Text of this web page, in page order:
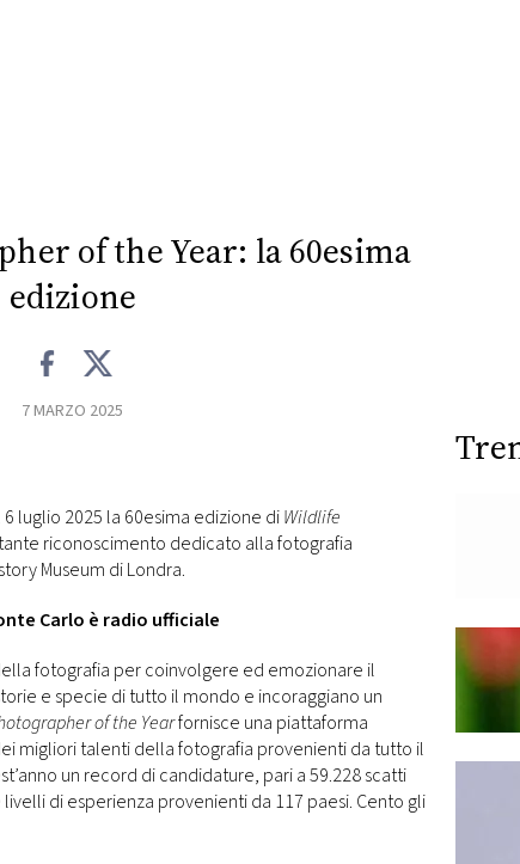
of the Year: la 60esima
edizione
7 MARZO 2025
luglio 2025 la 60esima edizione diWildlife
riconoscimento dedicato alla fotografia
Museum di Londra.
Carlo è radio ufficiale
fotografia per coinvolgere ed emozionare il
e specie di tutto il mondo e incoraggiano un
of the Yearfornisce una piattaforma
migliori talenti della fotografia provenienti da tutto il
un record di candidature, pari a 59.228 scatti
di esperienza provenienti da 117 paesi. Cento gli